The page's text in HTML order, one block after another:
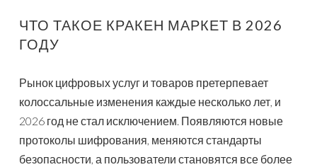
ЧТО ТАКОЕ КРАКЕН МАРКЕТ В 2026
ГОДУ
Рынок цифровых услуг и товаров претерпевает
колоссальные изменения каждые несколько лет, и
2026 год не стал исключением. Появляются новые
протоколы шифрования, меняются стандарты
безопасности, а пользователи становятся все более